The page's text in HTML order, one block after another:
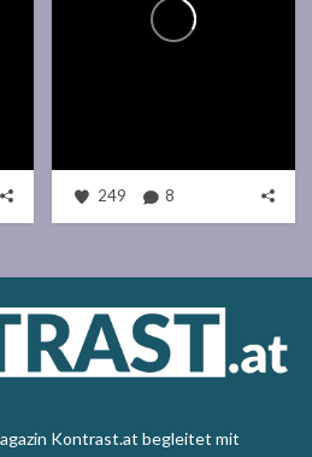
249 8
Kontrast.at begleitet mit